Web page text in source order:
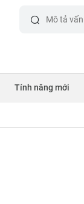
Tính năng mới